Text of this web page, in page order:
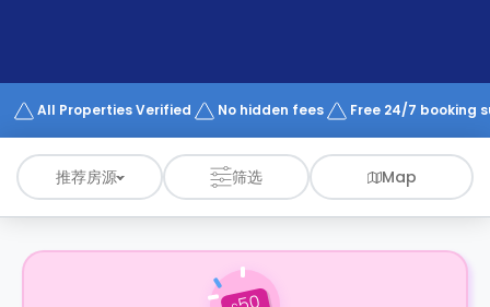
Works
All Properties Verified No hidden fees Free 24/7 booking
推荐房源 筛选 Map